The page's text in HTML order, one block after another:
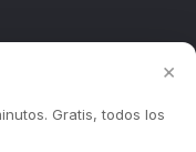
×
Gratis, todos los